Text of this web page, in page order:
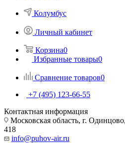
Колумбус
Личный кабинет
Корзина0
Избранные товары0
Сравнение товаров0
+7 (495) 123-66-55
Контактная информация
Московская область, г.
418
info@puhov-air.ru